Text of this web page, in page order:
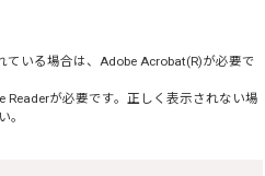
ている場合は、Adobe Acrobat(R)が必要で
Readerが必要です。正しく表示されない場
。